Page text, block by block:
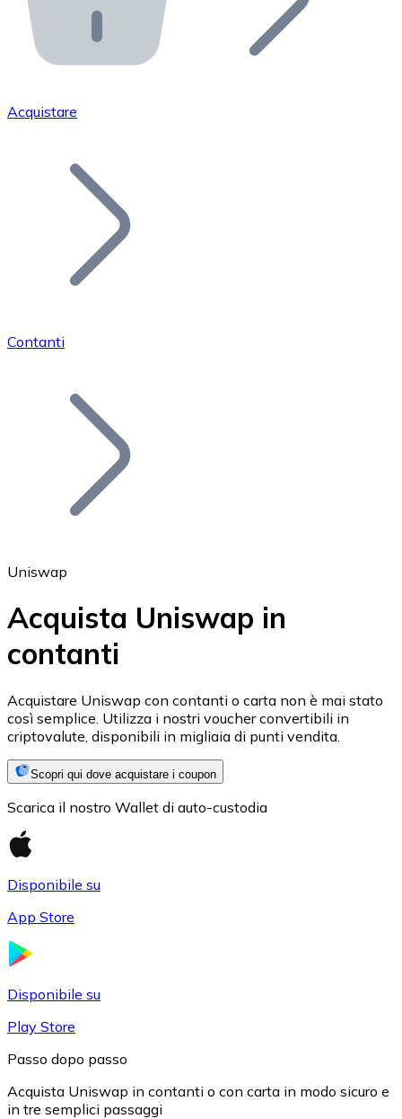
API Bitnovo
Integra la nostra API nel tuo ecosistema.
Unisciti alla nostra rete di rivenditori e
Aggiungi il token del tuo progetto al nostro servizio di
Bitcoin
Ethereum
ETH
USD Coin
Acquistare
Contanti
Uniswap
Acquista Uniswap in
contanti
Acquistare Uniswap con contanti o carta non è mai stato
così semplice. Utilizza i nostri voucher convertibili in
criptovalute, disponibili in migliaia di punti vendita.
Scopri qui dove acquistare i coupon
Scarica il nostro Wallet di auto-custodia
Disponibile su
App Store
Disponibile su
Play Store
Passo dopo passo
Acquista Uniswap in contanti o con carta in modo sicuro e
in tre semplici passaggi